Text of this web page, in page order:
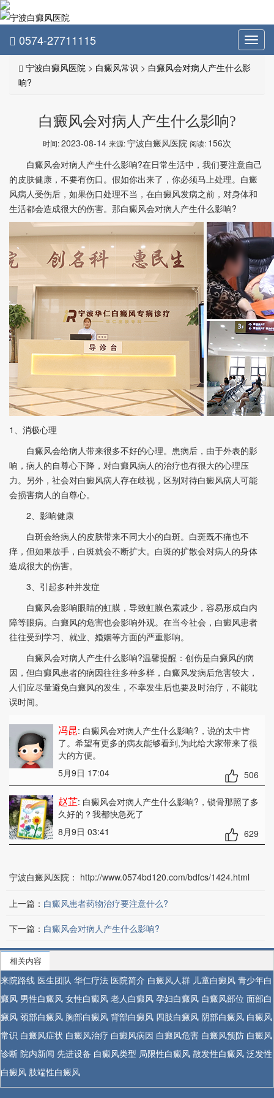
0574-27711115
宁波白癜风医院 > 白癜风常识 > 白癜风会对病人产生什么影
响?
白癜风会对病人产生什么影响?
时间:2023-08-14 来源:宁波白癜风医院 阅读: 156次
白癜风会对病人产生什么影响?在日常生活中，我们要注意自己
的皮肤健康，不要有伤口。假如你出来了，你必须马上处理。白癜
风病人受伤后，如果伤口处理不当，在白癜风发病之前，对身体和
生活都会造成很大的伤害。那白癜风会对病人产生什么影响?
1、消极心理
白癜风会给病人带来很多不好的心理。患病后，由于外表的影
响，病人的自尊心下降，对白癜风病人的治疗也有很大的心理压
力。另外，社会对白癜风病人存在歧视，区别对待白癜风病人可能
会损害病人的自尊心。
2、影响健康
白斑会给病人的皮肤带来不同大小的白斑。白斑既不痛也不
痒，但如果放手，白斑就会不断扩大。白斑的扩散会对病人的身体
造成很大的伤害。
3、引起多种并发症
白癜风会影响眼睛的虹膜，导致虹膜色素减少，容易形成白内
障等眼病。白癜风的危害也会影响外观。在当今社会，白癜风患者
往往受到学习、就业、婚姻等方面的严重影响。
白癜风会对病人产生什么影响?温馨提醒：创伤是白癜风的病
因，但白癜风患者的病因往往多种多样，白癜风发病后危害较大，
人们应尽量避免白癜风的发生，不幸发生后也要及时治疗，不能耽
误时间。
冯昆: 白癜风会对病人产生什么影响? ，说的太中肯
了。希望有更多的病友能够看到,为此给大家带来了很
大的方便。
5月9日 17:04
506
赵芷: 白癜风会对病人产生什么影响? ，锁骨那照了多
久好的？我都快急死了
8月9日 03:41
629
宁波白癜风医院： http://www.0574bd120.com/bdfcs/1424.html
上一篇： 白癜风患者药物治疗要注意什么?
下一篇： 白癜风会对病人产生什么影响?
相关内容
来院路线 医生团队 华仁疗法 医院简介 白癜风人群 儿童白癜风 青少年白
癜风 男性白癜风 女性白癜风 老人白癜风 孕妇白癜风 白癜风部位 面部白
癜风 颈部白癜风 胸部白癜风 背部白癜风 四肢白癜风 阴部白癜风 白癜风
常识 白癜风症状 白癜风治疗 白癜风病因 白癜风危害 白癜风预防 白癜风
诊断 院内新闻 先进设备 白癜风类型 局限性白癜风 散发性白癜风 泛发性
白癜风 肢端性白癜风